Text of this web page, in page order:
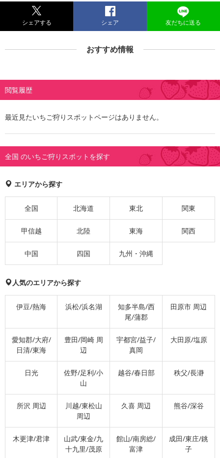
シェアする シェア 友だちに送る
おすすめ情報
閲覧履歴
最近見たいちご狩りスポットページはありません。
全国 のいちご狩りスポットを探す
エリアから探す
全国 北海道 東北 関東
甲信越 北陸 東海 関西
中国 四国 九州・沖縄
人気のエリアから探す
伊豆/熱海 浜松/浜名湖
知多半島/西
尾/蒲郡
田原市 周辺
愛知郡/大府/
日清/東海
豊田/岡崎 周
辺
宇都宮/益子/
真岡
大田原/塩原
日光
佐野/足利/小
山
越谷/春日部 秩父/長瀞
所沢 周辺
川越/東松山
周辺
久喜 周辺 熊谷/深谷
木更津/君津
山武/東金/九
十九里/茂原
館山/南房総/
富津
成田/東庄/銚
子